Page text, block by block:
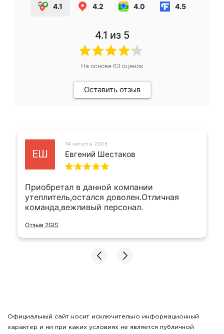
4.1 4.2 4.0 4.5
4.1 из 5
На основе 63 оценок
Оставить отзыв
ЕШ
14 августа 2025
Евгений Шестаков
Приобретал в данной компании
утеплитель,остался доволен.Отличная
команда,вежливый персонал.
Отзыв 2GIS
Официальный сайт носит исключительно информационный
характер и ни при каких условиях не является публичной